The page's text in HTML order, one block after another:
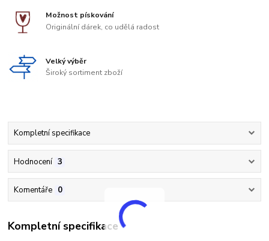
Možnost pískování
Originální dárek, co udělá radost
Velký výběr
Široký sortiment zboží
Kompletní specifikace
Hodnocení 3
Komentáře 0
Kompletní specifikace